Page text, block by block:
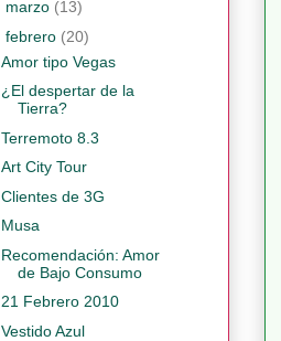
marzo (13)
febrero (20)
Amor tipo Vegas
¿El despertar de la
Tierra?
Terremoto 8.3
Art City Tour
Clientes de 3G
Musa
Recomendación: Amor
de Bajo Consumo
21 Febrero 2010
Vestido Azul